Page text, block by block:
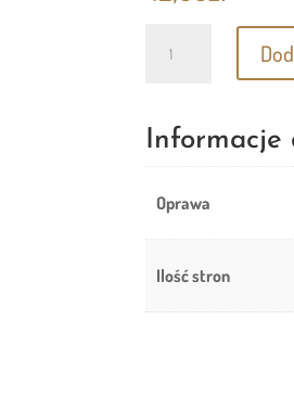
siedem
pierwszych
dni
świata
Informacje
Oprawa
Ilość stron